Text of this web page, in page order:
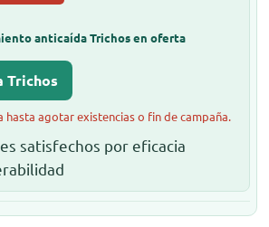
anticaída Trichos en oferta
Trichos
hasta agotar existencias o fin de campaña.
satisfechos por eficacia